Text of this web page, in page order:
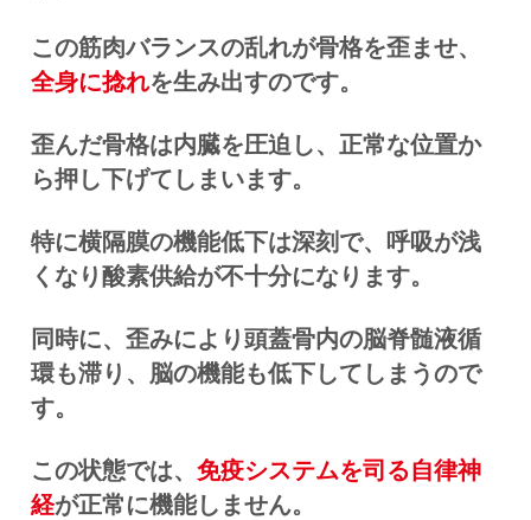
この筋肉バランスの乱れが骨格を歪ませ、
全身に捻れを生み出すのです。
歪んだ骨格は内臓を圧迫し、正常な位置か
ら押し下げてしまいます。
特に横隔膜の機能低下は深刻で、呼吸が浅
くなり酸素供給が不十分になります。
同時に、歪みにより頭蓋骨内の脳脊髄液循
環も滞り、脳の機能も低下してしまうので
す。
この状態では、 免疫システムを司る自律神
経が正常に機能しません。